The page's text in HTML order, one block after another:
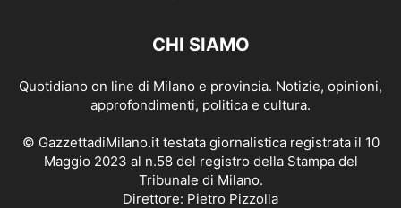
CHI SIAMO
Quotidiano on line di Milano e provincia. Notizie, opinioni,
approfondimenti, politica e cultura.
© GazzettadiMilano.it testata giornalistica registrata il 10
Maggio 2023 al n.58 del registro della Stampa del
Tribunale di Milano.
Direttore: Pietro Pizzolla